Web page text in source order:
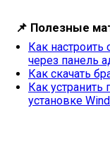
📌 Полезные
Как настроить
через панель
Как скачать
Как устранить
установке